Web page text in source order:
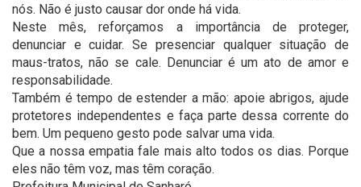
nós. Não é justo causar dor onde há vida.
Neste mês, reforçamos a importância de proteger,
denunciar e cuidar. Se presenciar qualquer situação de
maus-tratos, não se cale. Denunciar é um ato de amor e
responsabilidade.
Também é tempo de estender a mão: apoie abrigos, ajude
protetores independentes e faça parte dessa corrente do
bem. Um pequeno gesto pode salvar uma vida.
Que a nossa empatia fale mais alto todos os dias. Porque
eles não têm voz, mas têm coração.